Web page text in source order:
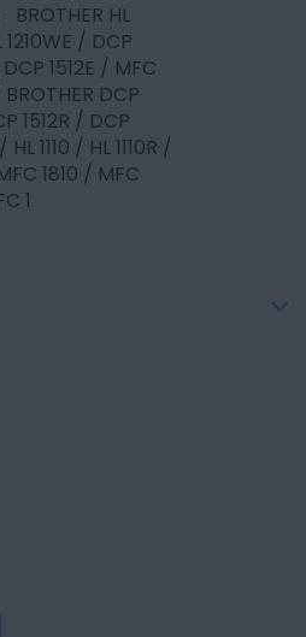
BROTHER HL
1210WE / DCP
1512E / MFC
DCP
1512R / DCP
1110 / HL 1110R /
1810 / MFC
1